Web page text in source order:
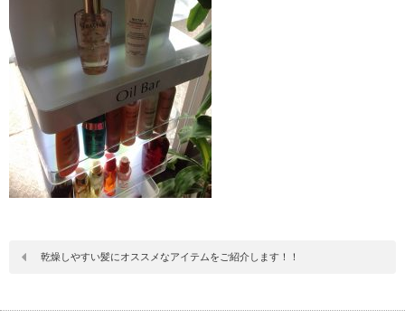
乾燥しやすい髪にオススメなアイテムをご紹介します！！